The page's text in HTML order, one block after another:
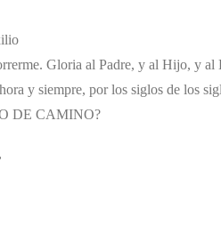
Gloria al Padre, y al Hijo, y al
y siempre, por los siglos de los
DE CAMINO?